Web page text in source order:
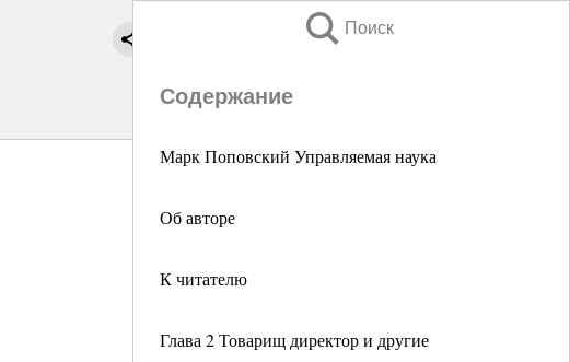
Поиск
Содержание
Марк Поповский Управляемая наука
Об авторе
К читателю
Глава 2 Товарищ директор и другие